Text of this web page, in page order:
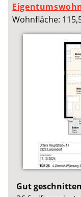
Wohnfläche:
Gut